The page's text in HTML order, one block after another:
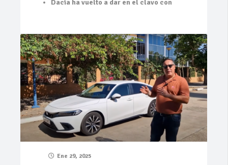
Dacia ha vuelto a dar en el clavo con
Ene 29, 2025